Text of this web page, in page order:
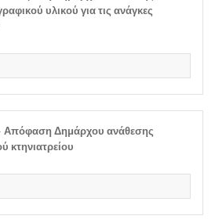
υλικού για τις ανάγκες
Απόφαση Δημάρχου ανάθεσης
κτηνιατρείου